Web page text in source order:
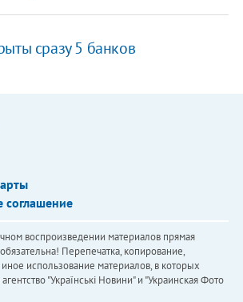
сразу 5 банков
соглашение
воспроизведении материалов прямая
Перепечатка, копирование,
использование материалов, в которых
"Українськi Новини" и "Украинская Фото